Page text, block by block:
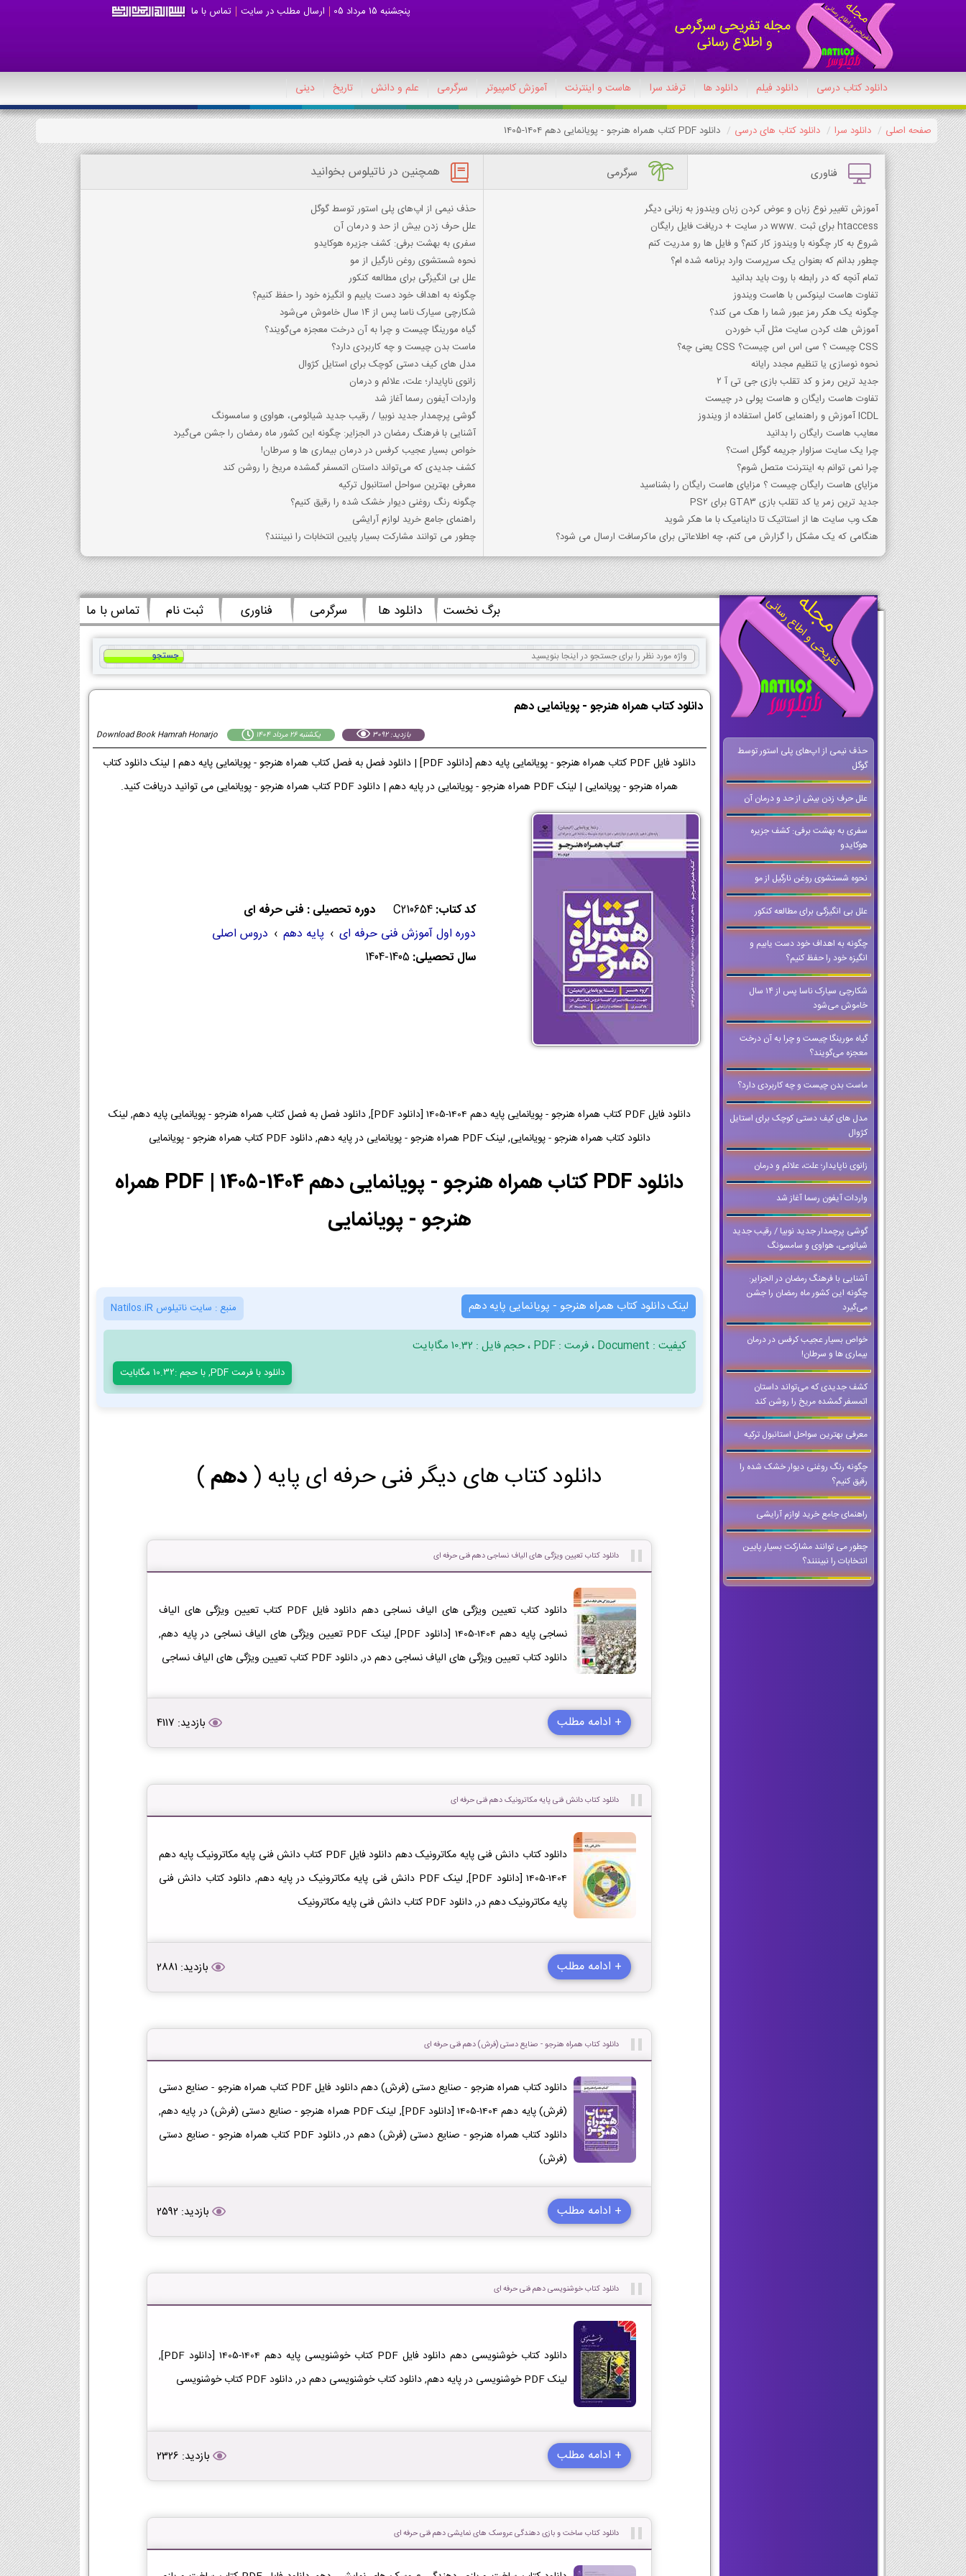
پنجشنبه 15 مرداد 05 ارسال مطلب در سایت تماس با ما
دانلود کتاب درسی دانلود فیلم دانلود ها ترفند سرا هاست و اینترنت آموزش کامپیوتر سرگرمی علم و دانش تاریخ دینی
صفحه اصلی دانلود سرا دانلود کتاب های درسی دانلود PDF کتاب همراه هنرجو - پویانمایی دهم 1404-1405
فناوری سرگرمی
آموزش تغییر نوع زبان و عوض کردن زبان ویندوز به زبانی دیگر
htaccess برای ثبت .www در سایت + دریافت فایل رایگان
شروع به کار چگونه با ویندوز کار کنم؟ و فایل ها رو مدریت کنم
چطور بدانم که بعنوان یک سرپرست وارد برنامه شده ام؟
تمام آنچه که در رابطه با روت باید بدانید
تفاوت هاست لینوکس با هاست ویندوز
چگونه یک هکر رمز عبور شما را هک می کند؟
آموزش هك كردن سايت مثل آب خوردن
CSS چیست ؟ سی اس اس چیست؟ CSS یعنی چه؟
نحوه نوسازی یا تنظیم مجدد رایانه
جدید ترین رمز و کد تقلب بازی جی تی آ 2
تفاوت هاست رایگان و هاست پولی در چیست
ICDL آموزش و راهنمایی کامل استفاده از ویندوز
معایب هاست رایگان را بدانید
چرا یک سایت سزاوار جریمه گوگل است؟
چرا نمی توانم به اینترنت متصل شوم؟
مزایای هاست رایگان چیست ؟ مزایای هاست رایگان را بشناسید
جدید ترین زمر یا کد تقلب بازی GTA3 برای PS2
هک وب سایت ها از استاتیک تا داینامیک با ما هکر شوید
هنگامی که یک مشکل را گزارش می کنم، چه اطلاعاتی برای ماکرسافت ارسال می شود؟
همچنین در ناتیلوس بخوانید
حذف نیمی از اپ‌های پلی استور توسط گوگل
علل حرف زدن بیش از حد و درمان آن
سفری به بهشت برفی: کشف جزیره هوکایدو
نحوه شستشوی روغن نارگیل از مو
علل بی انگیزگی برای مطالعه کنکور
چگونه به اهداف خود دست یابیم و انگیزه خود را حفظ کنیم؟
شکارچی سیارک ناسا پس از ۱۴ سال خاموش می‌شود
گیاه مورینگا چیست و چرا به آن درخت معجزه می‌گویند؟
ماست بدن چیست و چه کاربردی دارد؟
مدل های کیف دستی کوچک برای استایل کژوال
زانوی ناپایدار؛ علت، علائم و درمان
واردات آیفون رسما آغاز شد
گوشی پرچمدار جدید نوبیا / رقیب جدید شیائومی، هواوی و سامسونگ
آشنایی با فرهنگ رمضان در الجزایر: چگونه این کشور ماه رمضان را جشن می‌گیرد
خواص بسیار عجیب کرفس در درمان بیماری ها و سرطان!
کشف جدیدی که می‌تواند داستان اتمسفر گمشده مریخ را روشن کند
معرفی بهترین سواحل استانبول ترکیه
چگونه رنگ روغنی دیوار خشک شده را رقیق کنیم؟
راهنمای جامع خرید لوازم آرایشی
چطور می توانند مشارکت بسیار پایین انتخابات را نبیننند؟
حذف نیمی از اپ‌های پلی استور توسط
گوگل
علل حرف زدن بیش از حد و درمان آن
سفری به بهشت برفی: کشف جزیره
هوکایدو
نحوه شستشوی روغن نارگیل از مو
علل بی انگیزگی برای مطالعه کنکور
چگونه به اهداف خود دست یابیم و
انگیزه خود را حفظ کنیم؟
شکارچی سیارک ناسا پس از ۱۴ سال
خاموش می‌شود
گیاه مورینگا چیست و چرا به آن درخت
معجزه می‌گویند؟
ماست بدن چیست و چه کاربردی دارد؟
مدل های کیف دستی کوچک برای استایل
کژوال
زانوی ناپایدار؛ علت، علائم و درمان
واردات آیفون رسما آغاز شد
گوشی پرچمدار جدید نوبیا / رقیب جدید
شیائومی، هواوی و سامسونگ
آشنایی با فرهنگ رمضان در الجزایر:
چگونه این کشور ماه رمضان را جشن
می‌گیرد
خواص بسیار عجیب کرفس در درمان
بیماری ها و سرطان!
کشف جدیدی که می‌تواند داستان
اتمسفر گمشده مریخ را روشن کند
معرفی بهترین سواحل استانبول ترکیه
چگونه رنگ روغنی دیوار خشک شده را
رقیق کنیم؟
راهنمای جامع خرید لوازم آرایشی
چطور می توانند مشارکت بسیار پایین
انتخابات را نبیننند؟
برگ نخست دانلود ها سرگرمی فناوری ثبت نام تماس با ما
دانلود کتاب همراه هنرجو - پویانمایی دهم
Download Book Hamrah Honarjo يكشنبه 26 مرداد 1404 بازدید: 3092
دانلود فایل PDF کتاب همراه هنرجو - پویانمایی پایه دهم [دانلود PDF] | دانلود فصل به فصل کتاب همراه هنرجو - پویانمایی پایه دهم | لینک دانلود کتاب
همراه هنرجو - پویانمایی | لینک PDF همراه هنرجو - پویانمایی در پایه دهم | دانلود PDF کتاب همراه هنرجو - پویانمایی می توانید دریافت کنید.
کد کتاب:C210654
دوره تحصیلی : فنی حرفه ای
دوره اول آموزش فنی حرفه ای › پایه دهم › دروس اصلی
سال تحصیلی: 1404-1405
دانلود فایل PDF کتاب همراه هنرجو - پویانمایی پایه دهم 1404-1405 [دانلود PDF], دانلود فصل به فصل کتاب همراه هنرجو - پویانمایی پایه دهم, لینک
دانلود کتاب همراه هنرجو - پویانمایی, لینک PDF همراه هنرجو - پویانمایی در پایه دهم, دانلود PDF کتاب همراه هنرجو - پویانمایی
دانلود PDF کتاب همراه هنرجو - پویانمایی دهم 1404-1405 | PDF همراه
هنرجو - پویانمایی
لینک دانلود کتاب همراه هنرجو - پویانمایی پایه دهم منبع : سایت ناتیلوس Natilos.iR
کیفیت : Document ، فرمت : PDF ، حجم فایل : 10.32 مگابایت
دانلود با فرمت PDF, با حجم :10.32 مگابایت
دانلود کتاب های دیگر فنی حرفه ای پایه (دهم )
دانلود کتاب تعیین ویژگی های الیاف نساجی دهم فنی حرفه ای
دانلود کتاب تعیین ویژگی های الیاف نساجی دهم دانلود فایل PDF کتاب تعیین ویژگی های الیاف
نساجی پایه دهم 1404-1405 [دانلود PDF], لینک PDF تعیین ویژگی های الیاف نساجی در پایه دهم,
دانلود کتاب تعیین ویژگی های الیاف نساجی دهم در, دانلود PDF کتاب تعیین ویژگی های الیاف نساجی
+ ادامه مطلب بازدید: 4117
دانلود کتاب دانش فنی پایه مکاترونیک دهم فنی حرفه ای
دانلود کتاب دانش فنی پایه مکاترونیک دهم دانلود فایل PDF کتاب دانش فنی پایه مکاترونیک پایه دهم
1404-1405 [دانلود PDF], لینک PDF دانش فنی پایه مکاترونیک در پایه دهم, دانلود کتاب دانش فنی
پایه مکاترونیک دهم در, دانلود PDF کتاب دانش فنی پایه مکاترونیک
+ ادامه مطلب بازدید: 2881
دانلود کتاب همراه هنرجو - صنایع دستی (فرش) دهم فنی حرفه ای
دانلود کتاب همراه هنرجو - صنایع دستی (فرش) دهم دانلود فایل PDF کتاب همراه هنرجو - صنایع دستی
(فرش) پایه دهم 1404-1405 [دانلود PDF], لینک PDF همراه هنرجو - صنایع دستی (فرش) در پایه دهم,
دانلود کتاب همراه هنرجو - صنایع دستی (فرش) دهم در, دانلود PDF کتاب همراه هنرجو - صنایع دستی
(فرش)
+ ادامه مطلب بازدید: 2592
دانلود کتاب خوشنویسی دهم فنی حرفه ای
دانلود کتاب خوشنویسی دهم دانلود فایل PDF کتاب خوشنویسی پایه دهم 1404-1405 [دانلود PDF],
لینک PDF خوشنویسی در پایه دهم, دانلود کتاب خوشنویسی دهم در, دانلود PDF کتاب خوشنویسی
+ ادامه مطلب بازدید: 2326
دانلود کتاب ساخت و بازی دهندگی عروسک های نمایشی دهم فنی حرفه ای